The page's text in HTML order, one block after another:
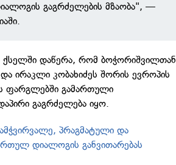
გაგრძელების მზაობა", —
ქსელში დაწერა, რომ ბოჭორიშვილთან
ირაკლი კობახიძეს შორის ევროპის
ფარგლებში გამართული
გაგრძელება იყო.
პრაგმატული და
დიალოგის განვითარებას